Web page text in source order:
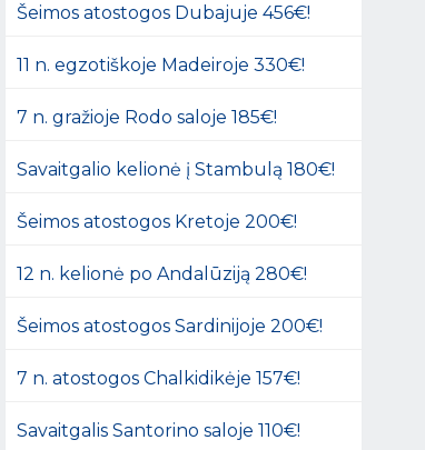
Šeimos atostogos Dubajuje 456€!
11 n. egzotiškoje Madeiroje 330€!
7 n. gražioje Rodo saloje 185€!
Savaitgalio kelionė į Stambulą 180€!
Šeimos atostogos Kretoje 200€!
12 n. kelionė po Andalūziją 280€!
Šeimos atostogos Sardinijoje 200€!
7 n. atostogos Chalkidikėje 157€!
Savaitgalis Santorino saloje 110€!